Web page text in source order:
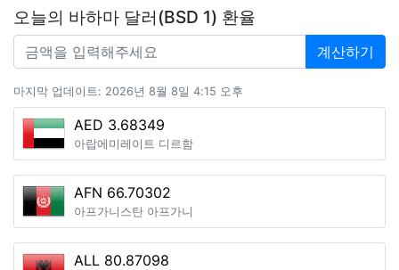
오늘의 바하마 달러(BSD 1) 환율
계산하기
마지막 업데이트: 2026년 8월 8일 4:15 오후
AED 3.68349
아랍에미레이트 디르함
AFN 66.70302
아프가니스탄 아프가니
ALL 80.87098